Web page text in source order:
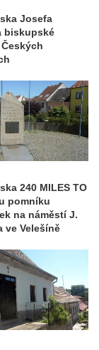
Josefa
biskupské
240 MILES TO
pomníku
na náměstí J.
ve Velešíně